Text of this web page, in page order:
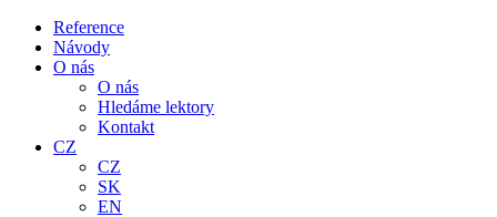
Reference
Návody
O nás
O nás
Hledáme lektory
Kontakt
CZ
CZ
SK
EN